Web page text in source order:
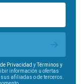
Privacidad yTérminos y
información u ofertas
afiliadas o de terceros.